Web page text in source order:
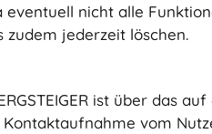
eventuell nicht alle
zudem jederzeit löschen.
ist über das
vom